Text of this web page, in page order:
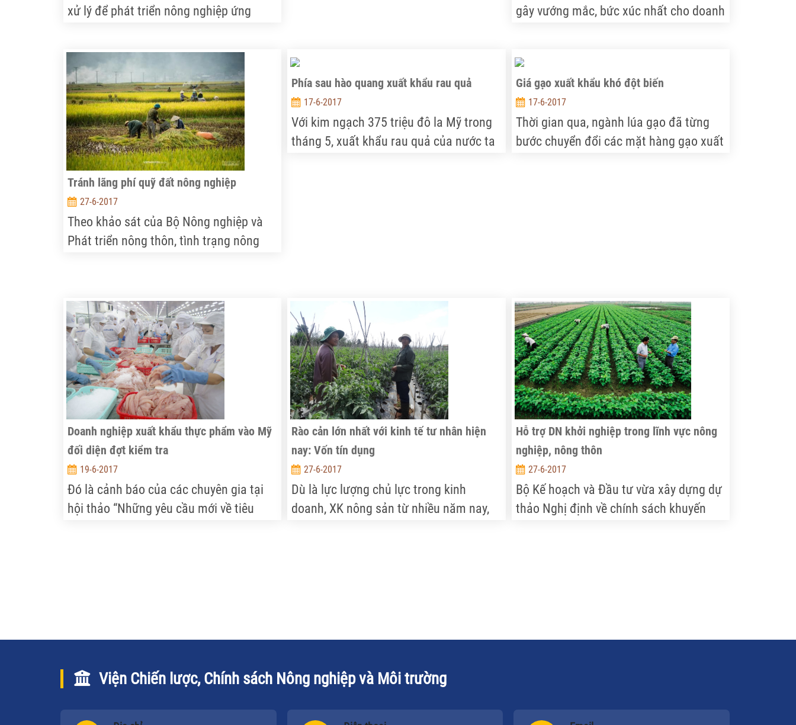
xử lý để phát triển nông nghiệp ứng
Anh Tuấn - Viện trưởng Viện Chính sách
và Chiến lược phát triển nông nghiệp
nông thôn cho hay.
gây vướng mắc, bức xúc nhất cho doanh
38/2012/ND-CP hướng dẫn một số điều
của Luật An toàn thực phẩm.
Tránh lãng phí quỹ đất nông nghiệp
27-6-2017
Theo khảo sát của Bộ Nông nghiệp và
Phát triển nông thôn, tình trạng nông
trong đó có Hà Nội. Làm công việc khác
có mức thu nhập ổn định hơn so với làm
ruộng, nhưng nhiều hộ vẫn giữ ruộng để
“phòng thân”. Trong khi đó, có nhiều
nông dân khác hoặc chủ doanh nghiệp
lại mong muốn có đất để mở rộng quy
mô sản xuất.
Phía sau hào quang xuất khẩu rau quả
17-6-2017
Với kim ngạch 375 triệu đô la Mỹ trong
tháng 5, xuất khẩu rau quả của nước ta
Giá gạo xuất khẩu khó đột biến
17-6-2017
Thời gian qua, ngành lúa gạo đã từng
bước chuyển đổi các mặt hàng gạo xuất
Doanh nghiệp xuất khẩu thực phẩm vào Mỹ
đối diện đợt kiểm tra
19-6-2017
Đó là cảnh báo của các chuyên gia tại
hội thảo “Những yêu cầu mới về tiêu
Rào cản lớn nhất với kinh tế tư nhân hiện
nay: Vốn tín dụng
27-6-2017
Dù là lực lượng chủ lực trong kinh
doanh, XK nông sản từ nhiều năm nay,
Hỗ trợ DN khởi nghiệp trong lĩnh vực nông
nghiệp, nông thôn
27-6-2017
Bộ Kế hoạch và Đầu tư vừa xây dựng dự
thảo Nghị định về chính sách khuyến
Viện Chiến lược, Chính sách Nông nghiệp và Môi trường